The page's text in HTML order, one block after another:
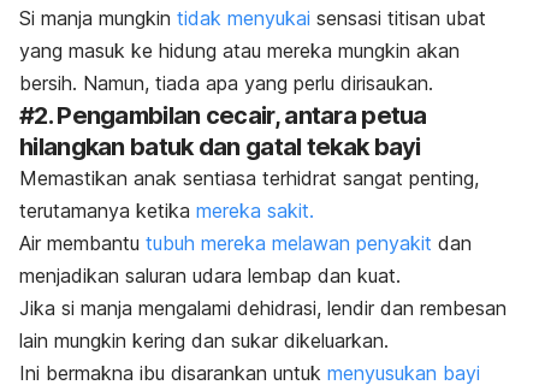
Si manja mungkin tidak menyukai sensasi titisan ubat
yang masuk ke hidung atau mereka mungkin akan
bersih. Namun, tiada apa yang perlu dirisaukan.
#2. Pengambilan cecair, antara petua
hilangkan batuk dan gatal tekak bayi
Memastikan anak sentiasa terhidrat sangat penting,
terutamanya ketika mereka sakit.
Air membantu tubuh mereka melawan penyakit dan
menjadikan saluran udara lembap dan kuat.
Jika si manja mengalami dehidrasi, lendir dan rembesan
lain mungkin kering dan sukar dikeluarkan.
Ini bermakna ibu disarankan untuk menyusukan bayi